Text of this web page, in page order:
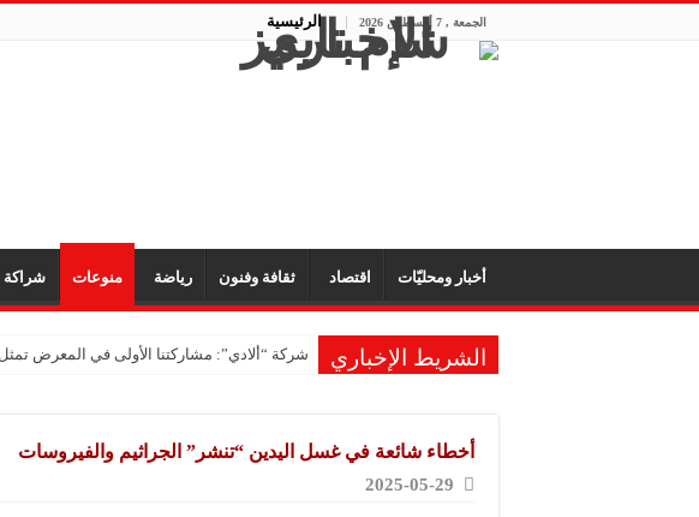
الجمعة , 7 أغسطس 2026 الرئيسية
أخبار ومحليّات اقتصاد ثقافة وفنون رياضة منوعات شراكة
الشريط الإخباري شركة “ألادي”: مشاركتنا الأولى في المعرض تمثل
أخطاء شائعة في غسل اليدين “تنشر” الجراثيم والفيروسات
2025-05-29